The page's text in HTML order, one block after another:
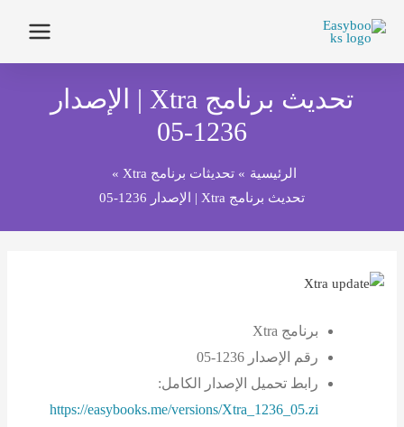
تحديث برنامج Xtra | الإصدار
1236-05
الرئيسية
تحديثات برنامج Xtra
تحديث برنامج Xtra | الإصدار 1236-05
برنامج Xtra
رقم الإصدار 1236-05
رابط تحميل الإصدار الكامل:
https://easybooks.me/versions/Xtra_1236_05.zi